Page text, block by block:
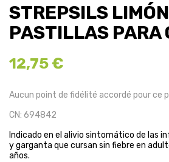
STREPSILS
PASTILLAS PARA
12,75 €
Aucun point de fidélité accordé pour ce
CN: 694842
Indicado en el alivio sintomático de las
y garganta que cursan sin fiebre en
años.